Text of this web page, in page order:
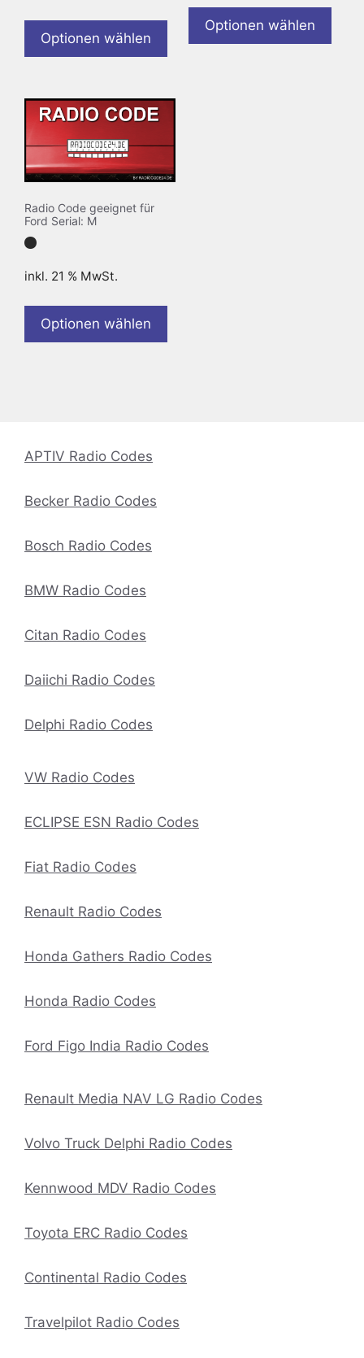
Optionen wählen
Optionen wählen
Radio Code geeignet für
Ford Serial: M
inkl. 21 % MwSt.
Optionen wählen
APTIV Radio Codes
Becker Radio Codes
Bosch Radio Codes
BMW Radio Codes
Citan Radio Codes
Daiichi Radio Codes
Delphi Radio Codes
VW Radio Codes
ECLIPSE ESN Radio Codes
Fiat Radio Codes
Renault Radio Codes
Honda Gathers Radio Codes
Honda Radio Codes
Ford Figo India Radio Codes
Renault Media NAV LG Radio Codes
Volvo Truck Delphi Radio Codes
Kennwood MDV Radio Codes
Toyota ERC Radio Codes
Continental Radio Codes
Travelpilot Radio Codes